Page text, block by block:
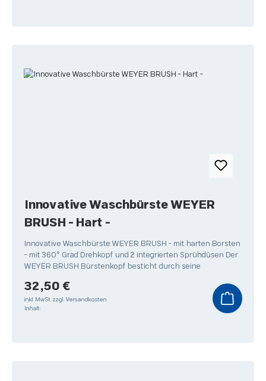
Innovative Waschbürste WEYER
BRUSH - Hart -
Innovative Waschbürste WEYER BRUSH - mit harten Borsten
- mit 360° Grad Drehkopf und 2 integrierten Sprühdüsen Der
WEYER BRUSH Bürstenkopf besticht durch seine
Regulärer Preis:
32,50 €
inkl. MwSt. zzgl. Versandkosten
Inhalt: